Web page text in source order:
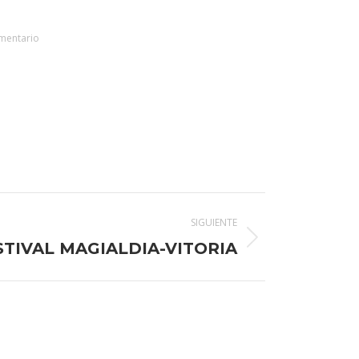
SIGUIENTE
MAGIALDIA-VITORIA